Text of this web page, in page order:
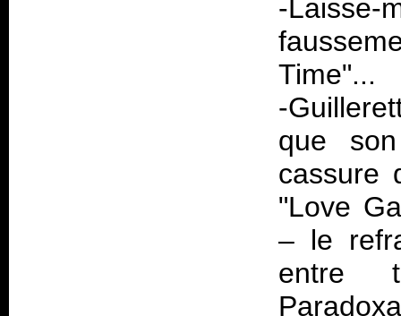
-Laisse-
Time"...
-
que
cassure
"Love
– le
entre